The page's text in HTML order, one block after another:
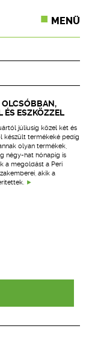
MENÜ
OLCSÓBBAN,
ÉS ESZKÖZZEL
júliusig közel két és
készült termékeké pedig
olyan termékek,
négy-hat hónapig is
a megoldást a Peri
akik a